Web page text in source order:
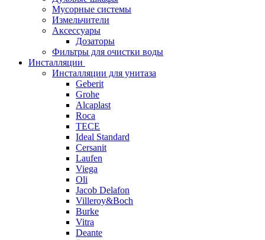
Мусорные системы
Измельчители
Аксессуары
Дозаторы
Фильтры для очистки воды
Инсталляции
Инсталляции для унитаза
Geberit
Grohe
Alcaplast
Roca
TECE
Ideal Standard
Cersanit
Laufen
Viega
Oli
Jacob Delafon
Villeroy&Boch
Burke
Vitra
Deante